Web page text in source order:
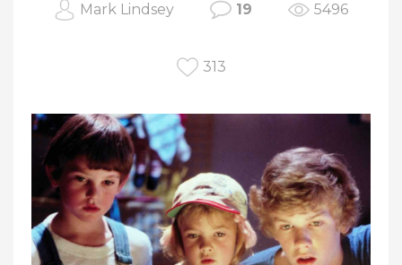
Mark Lindsey 19 5496
313